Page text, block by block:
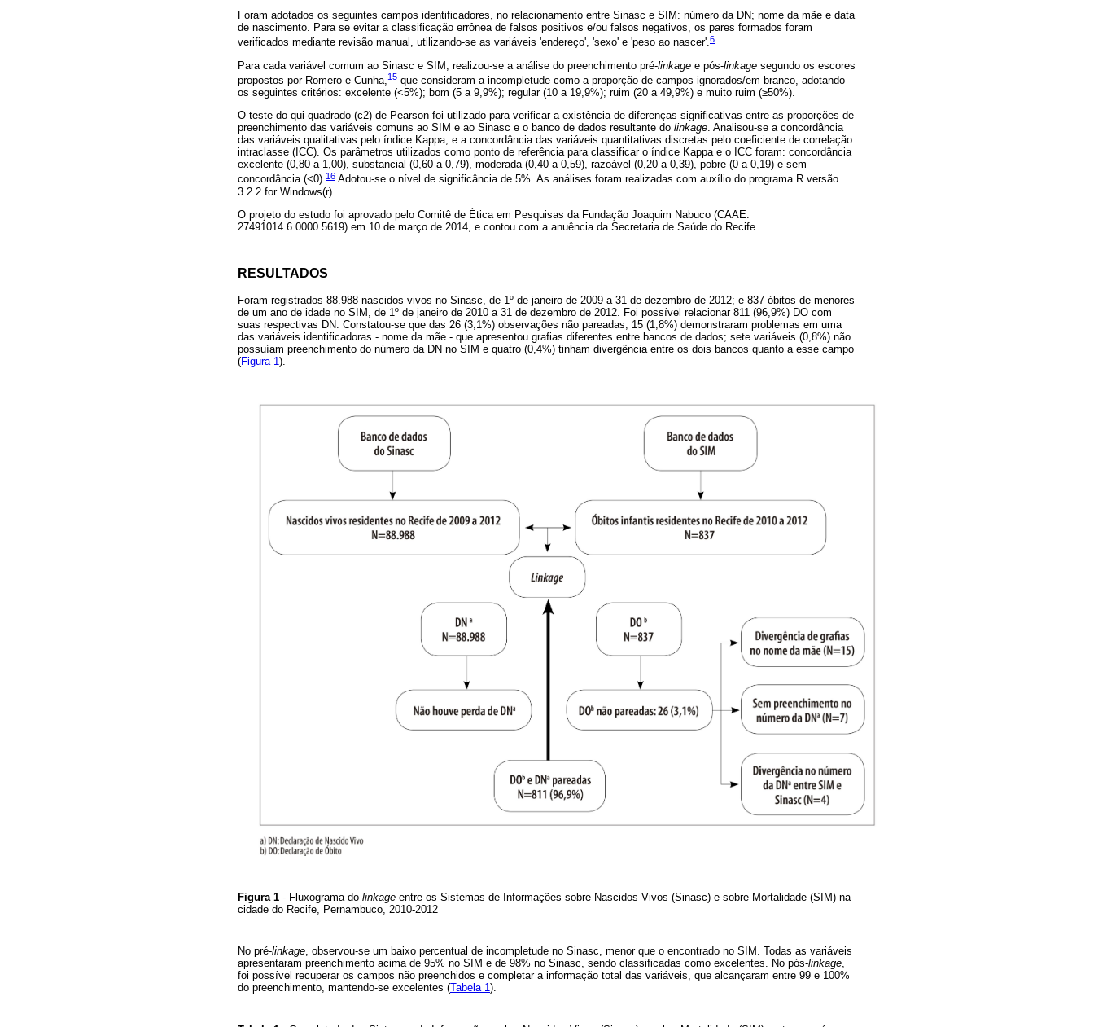
Foram adotados os seguintes campos identificadores, no relacionamento entre Sinasc e SIM: número da DN; nome da mãe e data
de nascimento. Para se evitar a classificação errônea de falsos positivos e/ou falsos negativos, os pares formados foram
verificados mediante revisão manual, utilizando-se as variáveis 'endereço', 'sexo' e 'peso ao nascer'.6
Para cada variável comum ao Sinasc e SIM, realizou-se a análise do preenchimento pré-linkage e pós-linkage segundo os escores
propostos por Romero e Cunha,15 que consideram a incompletude como a proporção de campos ignorados/em branco, adotando
os seguintes critérios: excelente (<5%); bom (5 a 9,9%); regular (10 a 19,9%); ruim (20 a 49,9%) e muito ruim (≥50%).
O teste do qui-quadrado (c2) de Pearson foi utilizado para verificar a existência de diferenças significativas entre as proporções de
preenchimento das variáveis comuns ao SIM e ao Sinasc e o banco de dados resultante do linkage. Analisou-se a concordância
das variáveis qualitativas pelo índice Kappa, e a concordância das variáveis quantitativas discretas pelo coeficiente de correlação
intraclasse (ICC). Os parâmetros utilizados como ponto de referência para classificar o índice Kappa e o ICC foram: concordância
excelente (0,80 a 1,00), substancial (0,60 a 0,79), moderada (0,40 a 0,59), razoável (0,20 a 0,39), pobre (0 a 0,19) e sem
concordância (<0).16 Adotou-se o nível de significância de 5%. As análises foram realizadas com auxílio do programa R versão
3.2.2 for Windows(r).
O projeto do estudo foi aprovado pelo Comitê de Ética em Pesquisas da Fundação Joaquim Nabuco (CAAE:
27491014.6.0000.5619) em 10 de março de 2014, e contou com a anuência da Secretaria de Saúde do Recife.
RESULTADOS
Foram registrados 88.988 nascidos vivos no Sinasc, de 1º de janeiro de 2009 a 31 de dezembro de 2012; e 837 óbitos de menores
de um ano de idade no SIM, de 1º de janeiro de 2010 a 31 de dezembro de 2012. Foi possível relacionar 811 (96,9%) DO com
suas respectivas DN. Constatou-se que das 26 (3,1%) observações não pareadas, 15 (1,8%) demonstraram problemas em uma
das variáveis identificadoras - nome da mãe - que apresentou grafias diferentes entre bancos de dados; sete variáveis (0,8%) não
possuíam preenchimento do número da DN no SIM e quatro (0,4%) tinham divergência entre os dois bancos quanto a esse campo
(Figura 1).
Figura 1 - Fluxograma do linkage entre os Sistemas de Informações sobre Nascidos Vivos (Sinasc) e sobre Mortalidade (SIM) na
cidade do Recife, Pernambuco, 2010-2012
No pré-linkage, observou-se um baixo percentual de incompletude no Sinasc, menor que o encontrado no SIM. Todas as variáveis
apresentaram preenchimento acima de 95% no SIM e de 98% no Sinasc, sendo classificadas como excelentes. No pós-linkage,
foi possível recuperar os campos não preenchidos e completar a informação total das variáveis, que alcançaram entre 99 e 100%
do preenchimento, mantendo-se excelentes (Tabela 1).